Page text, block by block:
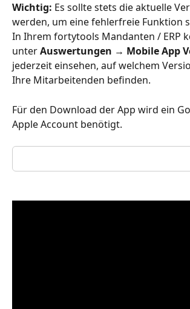
Wichtig: Es sollte stets die aktuelle
werden, um eine fehlerfreie Funktion
In Ihrem fortytools Mandanten / ERP
unter Auswertungen → Mobile App
jederzeit einsehen, auf welchem
Ihre Mitarbeitenden befinden.
Für den Download der App wird ein
Apple Account benötigt.